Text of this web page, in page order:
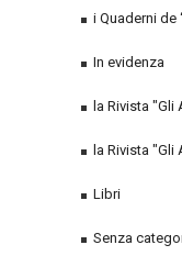
i Quaderni de
In evidenza
la Rivista "Gli
la Rivista "Gli
Libri
Senza